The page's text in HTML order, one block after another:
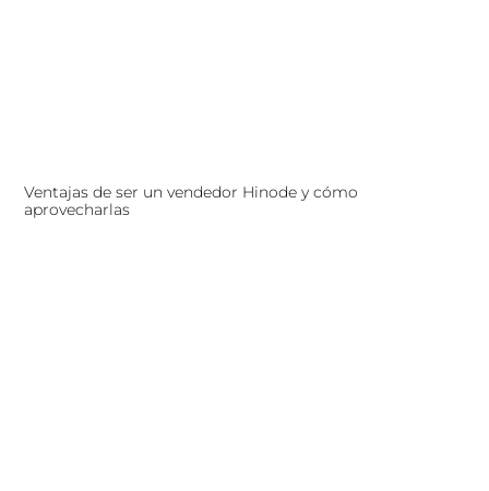
Ventajas de ser un vendedor Hinode y cómo
aprovecharlas